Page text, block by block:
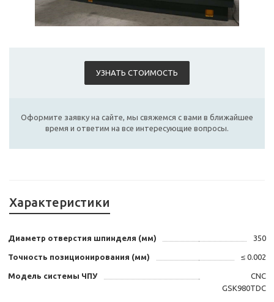
УЗНАТЬ СТОИМОСТЬ
Оформите заявку на сайте, мы свяжемся с вами в ближайшее
время и ответим на все интересующие вопросы.
Характеристики
Диаметр отверстия шпинделя (мм) 350
Точность позиционирования (мм) ≤ 0.002
Модель системы ЧПУ
CNC
GSK980TDC